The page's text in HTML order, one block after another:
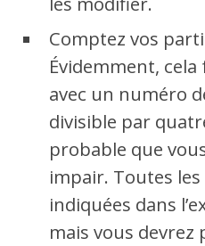
Comptez vos
Évidemment,
avec un numéro
divisible par
probable que
impair. Toutes
indiquées dans
mais vous